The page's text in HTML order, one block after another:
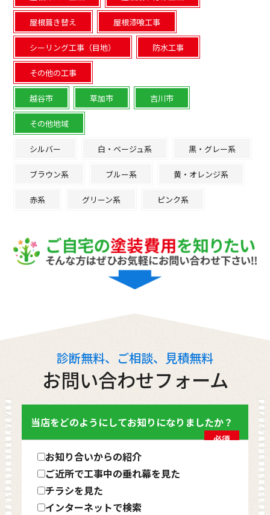
屋根葺き替え 屋根漆喰工事
シーリング工事（目地） 防水工事
その他の工事
越谷市 草加市 吉川市
その他地域
シルバー 白・ベージュ系 黒・グレー系
ブラウン系 ブルー系 黄・オレンジ系
赤系 グリーン系 ピンク系
診断無料、ご相談、見積無料
お問い合わせフォーム
当店をどのようにしてお知りになりましたか？
必須
お知り合いからの紹介
ご近所で工事中の垂れ幕を見た
チラシを見た
インターネットで検索